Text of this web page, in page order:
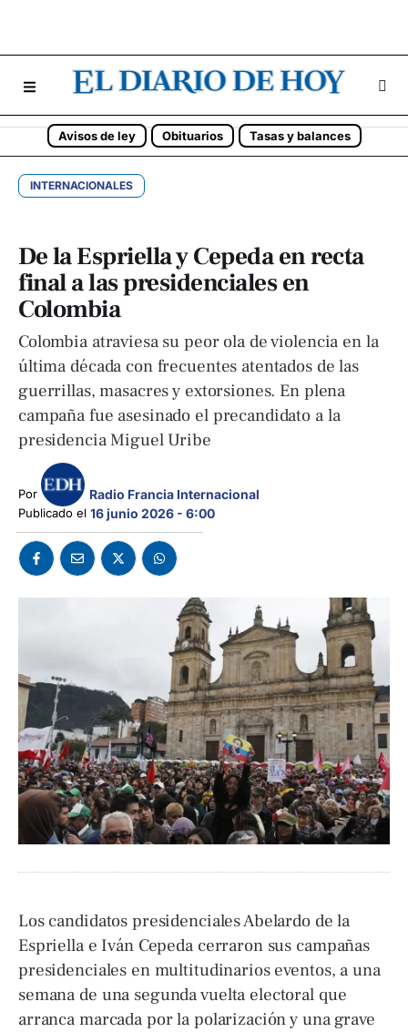
Avisos de ley Obituarios Tasas y balances
INTERNACIONALES
De la Espriella y Cepeda en recta
final a las presidenciales en
Colombia
Colombia atraviesa su peor ola de violencia en la
última década con frecuentes atentados de las
guerrillas, masacres y extorsiones. En plena
campaña fue asesinado el precandidato a la
presidencia Miguel Uribe
Por Radio Francia Internacional
Publicado el 16 junio 2026 - 6:00
Los candidatos presidenciales Abelardo de la
Espriella e Iván Cepeda cerraron sus campañas
presidenciales en multitudinarios eventos, a una
semana de una segunda vuelta electoral que
arranca marcada por la polarización y una grave